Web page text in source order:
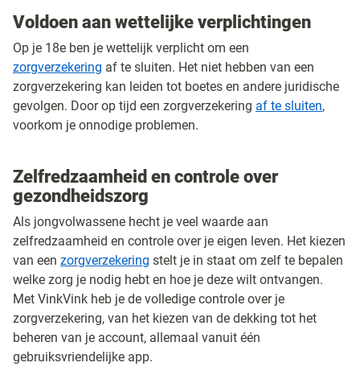
Voldoen aan wettelijke verplichtingen
Op je 18e ben je wettelijk verplicht om een
zorgverzekering af te sluiten. Het niet hebben van een
zorgverzekering kan leiden tot boetes en andere juridische
gevolgen. Door op tijd een zorgverzekering af te sluiten,
voorkom je onnodige problemen.
Zelfredzaamheid en controle over
gezondheidszorg
Als jongvolwassene hecht je veel waarde aan
zelfredzaamheid en controle over je eigen leven. Het kiezen
van een zorgverzekering stelt je in staat om zelf te bepalen
welke zorg je nodig hebt en hoe je deze wilt ontvangen.
Met VinkVink heb je de volledige controle over je
zorgverzekering, van het kiezen van de dekking tot het
beheren van je account, allemaal vanuit één
gebruiksvriendelijke app.